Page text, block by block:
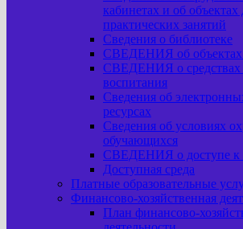
кабинетах и об
практических занятий
Сведения о библиотеке
СВЕДЕНИЯ об объектах
СВЕДЕНИЯ о средствах
воспитания
Сведения об
ресурсах
Сведения об условиях
обучающихся
СВЕДЕНИЯ о доступе
Доступная среда
Платные образовательные
Финансово-хозяйственная
План финансово-